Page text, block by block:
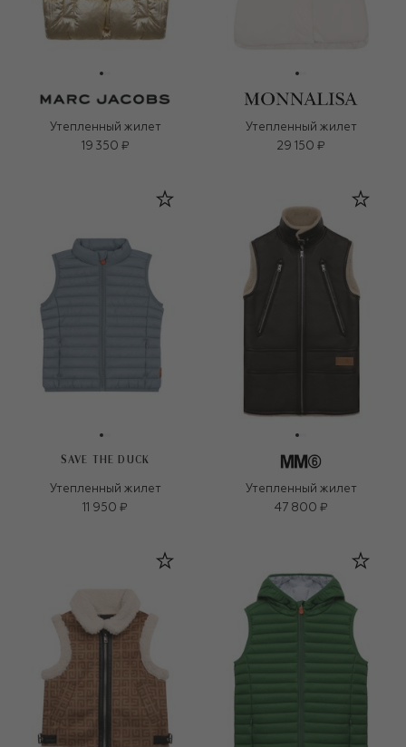
Утепленный жилет
19 350 ₽
Утепленный жилет
29 150 ₽
SAVE THE DUCK
Утепленный жилет
11 950 ₽
Утепленный жилет
47 800 ₽